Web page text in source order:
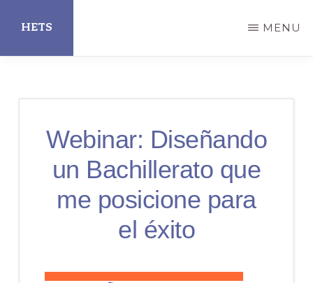
main
HETS
Services
MENU
Webinar: Diseñando
un Bachillerato que
me posicione para
el éxito